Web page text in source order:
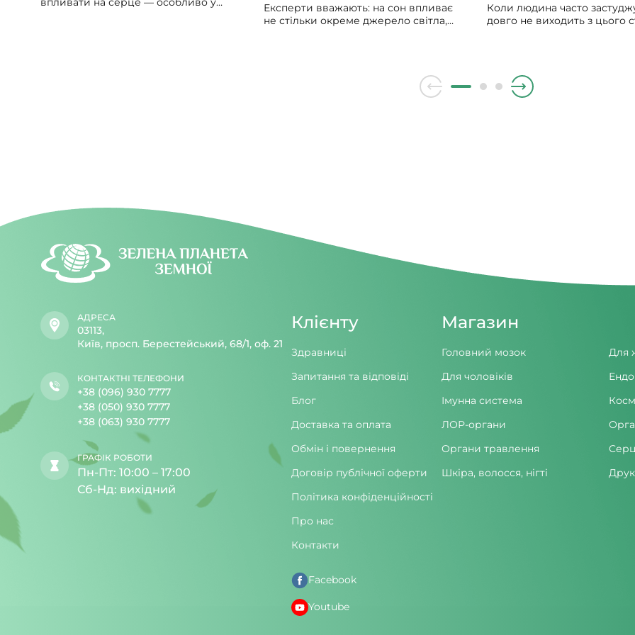
Експерти вважають: на сон впливає
не стільки окреме джерело світла,
світла вдень, тим менше його вплив
Коли людина часто
довго не виходить з цього
гілочками верби.
АДРЕСА
03113,
Київ, просп. Берестейський, 68/1, оф. 21
КОНТАКТНІ ТЕЛЕФОНИ
+38 (096) 930 7777
+38 (050) 930 7777
+38 (063) 930 7777
ГРАФІК РОБОТИ
Пн-Пт: 10:00 – 17:00
Сб-Нд: вихідний
Клієнту
Здравниці
Запитання та відповіді
Блог
Доставка та оплата
Обмін і повернення
Договір публічної оферти
Політика конфіденційності
Про нас
Контакти
Facebook
Youtube
Магазин
Головний мозок Для
Для чоловіків
Імунна система
ЛОР-органи
Органи травлення
Шкіра, волосся, нігті